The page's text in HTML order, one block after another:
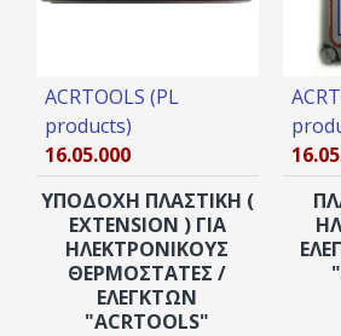
ACRTOOLS (PL
products)
16.05.000
YΠΟΔΟΧΗ ΠΛΑΣΤΙΚΗ (
EXTENSION ) ΓΙΑ
ΗΛΕΚΤΡΟΝΙΚΟΥΣ
ΘΕΡΜΟΣΤΑΤΕΣ /
ΕΛΕΓΚΤΩΝ
"ACRTOOLS"